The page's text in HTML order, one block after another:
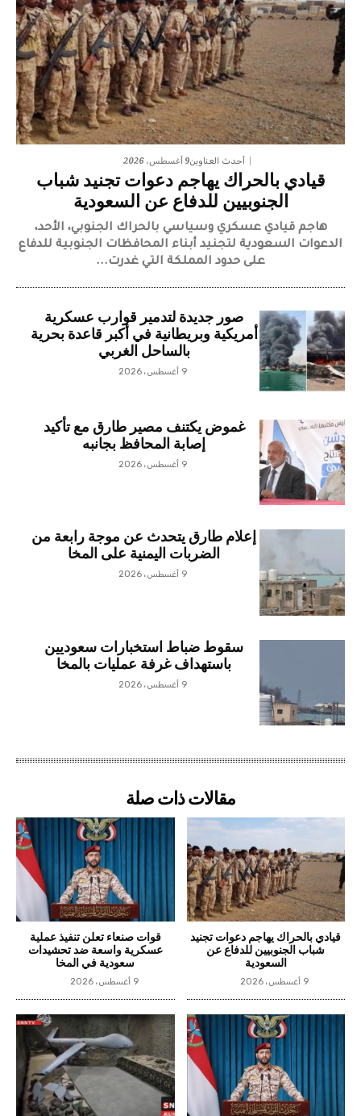
أحدث العناوين9 أغسطس، 2026
قيادي بالحراك يهاجم دعوات تجنيد شباب
الجنوبيين للدفاع عن السعودية
هاجم قيادي عسكري وسياسي بالحراك الجنوبي، الأحد،
الدعوات السعودية لتجنيد أبناء المحافظات الجنوبية للدفاع
على حدود المملكة التي غدرت...
صور جديدة لتدمير قوارب عسكرية
أمريكية وبريطانية في أكبر قاعدة بحرية
بالساحل الغربي
9 أغسطس، 2026
غموض يكتنف مصير طارق مع تأكيد
إصابة المحافظ بجانبه
9 أغسطس، 2026
إعلام طارق يتحدث عن موجة رابعة من
الضربات اليمنية على المخا
9 أغسطس، 2026
سقوط ضباط استخبارات سعوديين
باستهداف غرفة عمليات بالمخا
9 أغسطس، 2026
مقالات ذات صلة
قيادي بالحراك يهاجم دعوات تجنيد
شباب الجنوبيين للدفاع عن
السعودية
9 أغسطس، 2026
قوات صنعاء تعلن تنفيذ عملية
عسكرية واسعة ضد تحشيدات
سعودية في المخا
9 أغسطس، 2026